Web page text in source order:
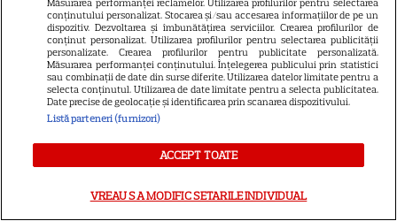
Hathaway revin la revista
Runway
VEDETE STRĂINE
Meryl Streep, gest
impresionant pentru Anne
Hathaway și Emily Blunt la
„Diavolul se îmbracă de la
Prada 2”. Ce salarii ar fi primit
actrițele
Măsurarea performanței reclamelor. Utilizarea profilurilor pentru selectarea
conținutului personalizat. Stocarea și/sau accesarea informațiilor de pe un
dispozitiv. Dezvoltarea și îmbunătățirea serviciilor. Crearea profilurilor de
conținut personalizat. Utilizarea profilurilor pentru selectarea publicității
personalizate. Crearea profilurilor pentru publicitate personalizată.
Măsurarea performanței conținutului. Înțelegerea publicului prin statistici
sau combinații de date din surse diferite. Utilizarea datelor limitate pentru a
selecta conținutul. Utilizarea de date limitate pentru a selecta publicitatea.
Date precise de geolocație și identificarea prin scanarea dispozitivului.
Listă parteneri (furnizori)
ACCEPT TOATE
VREAU SA MODIFIC SETARILE INDIVIDUAL